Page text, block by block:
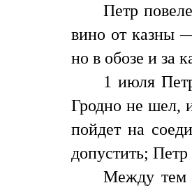
Петр
вино от казны
но в обозе и за
1 июля
Гродно не шел,
пойдет на
допустить;
Между тем